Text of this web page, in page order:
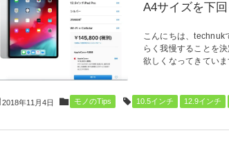
A4サイズを下
こんにちは、technuk
らく我慢することを
欲しくなってきてい
2018年11月4日 モノのTips 10.5インチ 12.9インチ